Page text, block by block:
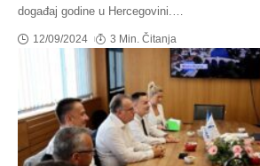
događaj godine u Hercegovini.…
12/09/2024 3 Min. Čitanja